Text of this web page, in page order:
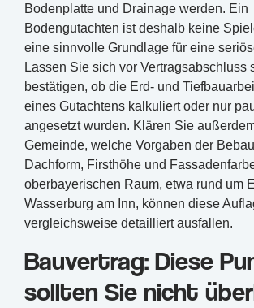
Bodenplatte und Drainage werden. Ein
Bodengutachten ist deshalb keine
eine sinnvolle Grundlage für eine
Lassen Sie sich vor Vertragsabschluss
bestätigen, ob die Erd- und
eines Gutachtens kalkuliert oder nur
angesetzt wurden. Klären Sie
Gemeinde, welche Vorgaben der
Dachform, Firsthöhe und
oberbayerischen Raum, etwa rund um
Wasserburg am Inn, können diese
vergleichsweise detailliert ausfallen.
Bauvertrag: Diese
sollten Sie nicht